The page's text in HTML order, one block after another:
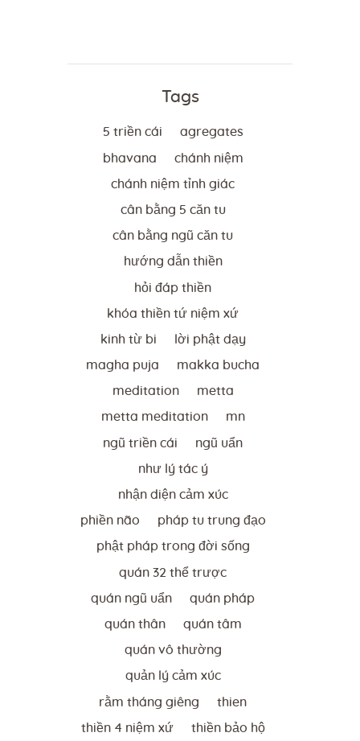
Tags
5 triền cái agregates
bhavana chánh niệm
chánh niệm tỉnh giác
cân bằng 5 căn tu
cân bằng ngũ căn tu
hướng dẫn thiền
hỏi đáp thiền
khóa thiền tứ niệm xứ
kinh từ bi lời phật dạy
magha puja makka bucha
meditation metta
metta meditation mn
ngũ triền cái ngũ uẩn
như lý tác ý
nhận diện cảm xúc
phiền não pháp tu trung đạo
phật pháp trong đời sống
quán 32 thể trược
quán ngũ uẩn quán pháp
quán thân quán tâm
quán vô thường
quản lý cảm xúc
rằm tháng giêng thien
thiền 4 niệm xứ thiền bảo hộ